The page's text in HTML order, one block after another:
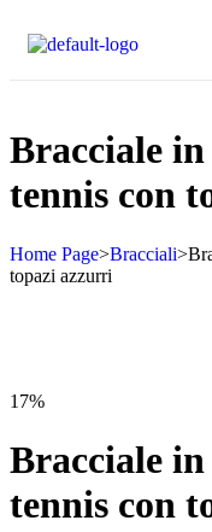
Bracciale
tennis con
Home Page>Bracciali>
topazi azzurri
17%
Bracciale
tennis con